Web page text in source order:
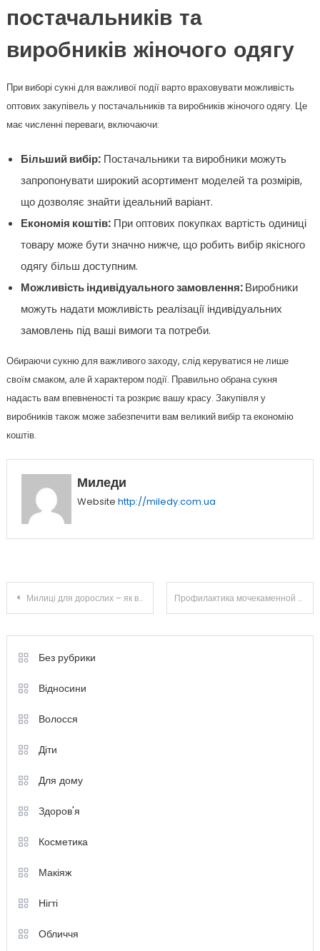
постачальників та
виробників жіночого одягу
При виборі сукні для важливої події варто враховувати можливість
оптових закупівель у постачальників та виробників жіночого одягу. Це
має численні переваги, включаючи:
Більший вибір:Постачальники та виробники можуть
запропонувати широкий асортимент моделей та розмірів,
що дозволяє знайти ідеальний варіант.
Економія коштів:При оптових покупках вартість одиниці
товару може бути значно нижче, що робить вибір якісного
одягу більш доступним.
Можливість індивідуального замовлення:Виробники
можуть надати можливість реалізації індивідуальних
замовлень під ваші вимоги та потреби.
Обираючи сукню для важливого заходу, слід керуватися не лише
своїм смаком, але й характером події. Правильно обрана сукня
надасть вам впевненості та розкриє вашу красу. Закупівля у
виробників також може забезпечити вам великий вибір та економію
коштів.
Миледи
Website http://miledy.com.ua
Навігація
Милиці для дорослих – як вибрати і що потрібно враховувати при покупці Профилактика мочекаменной болезни
Без рубрики
Відносини
Волосся
Діти
Для дому
Здоров'я
Косметика
Макіяж
Нігті
Обличчя